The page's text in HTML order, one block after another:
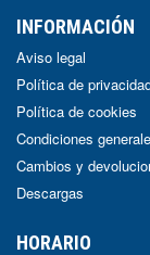
INFORMACIÓN
Aviso legal
Política de
Política de cookies
Condiciones
Cambios y
Descargas
HORARIO